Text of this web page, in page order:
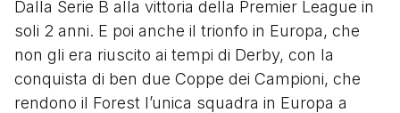
Dalla Serie B alla vittoria della Premier League in
soli 2 anni. E poi anche il trionfo in Europa, che
non gli era riuscito ai tempi di Derby, con la
conquista di ben due Coppe dei Campioni, che
rendono il Forest l’unica squadra in Europa a